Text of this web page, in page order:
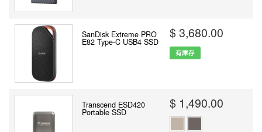
SanDisk Extreme PRO
E82 Type-C USB4 SSD
$ 3,680.00
有庫存
Transcend ESD420
Portable SSD
$ 1,490.00